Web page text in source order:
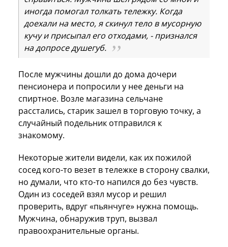
иногда помогал толкать тележку. Когда
доехали на место, я скинул тело в мусорную
кучу и присыпал его отходами, - признался
на допросе душегуб.
После мужчины дошли до дома дочери
пенсионера и попросили у нее деньги на
спиртное. Возле магазина сельчане
расстались, старик зашел в торговую точку, а
случайный подельник отправился к
знакомому.
Некоторые жители видели, как их пожилой
сосед кого-то везет в тележке в сторону свалки,
но думали, что кто-то напился до без чувств.
Один из соседей взял мусор и решил
проверить, вдруг «пьянчуге» нужна помощь.
Мужчина, обнаружив труп, вызвал
правоохранительные органы.